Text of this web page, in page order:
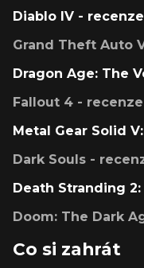
Diablo IV - recenze
Grand Theft Auto
Dragon Age: The
Fallout 4 - recenze
Metal Gear Solid
Dark Souls -
Death Stranding
Doom: The Dark
Co si zahrát